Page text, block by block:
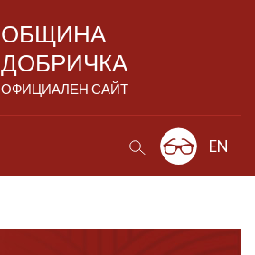
ОБЩИНА
ДОБРИЧКА
ОФИЦИАЛЕН САЙТ
EN